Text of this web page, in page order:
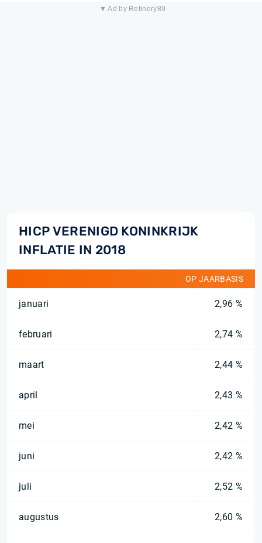
▼ Ad by Refinery89
HICP VERENIGD KONINKRIJK
INFLATIE IN 2018
OP JAARBASIS
januari 2,96 %
februari 2,74 %
maart 2,44 %
april 2,43 %
mei 2,42 %
juni 2,42 %
juli 2,52 %
augustus 2,60 %